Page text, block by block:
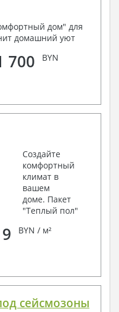
дом" для
домашний уют
700 BYN
Создайте
комфортный
климат в
вашем
доме. Пакет
"Теплый пол"
9 BYN / м²
сейсмозоны